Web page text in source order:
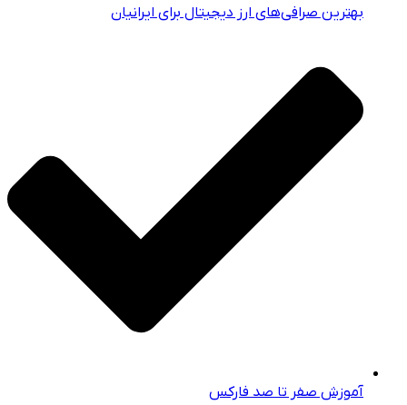
بهترین صرافی‌های ارز دیجیتال برای ایرانیان
آموزش صفر تا صد فارکس